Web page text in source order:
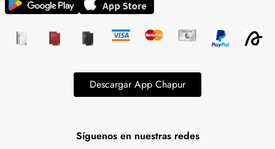
Descargar App Chapur
Síguenos en nuestras redes